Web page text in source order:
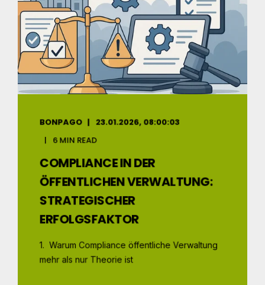
BONPAGO
23.01.2026, 08:00:03
6 MIN READ
COMPLIANCE IN DER
ÖFFENTLICHEN VERWALTUNG:
STRATEGISCHER
ERFOLGSFAKTOR
1. Warum Compliance öffentliche Verwaltung
mehr als nur Theorie ist